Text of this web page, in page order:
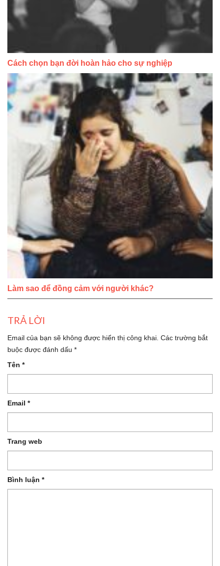
Cách chọn bạn đời hoàn hảo cho sự nghiệp
Làm sao để đồng cảm với người khác?
TRẢ LỜI
Email của bạn sẽ không được hiển thị công khai. Các trường bắt
buộc được đánh dấu *
Tên *
Email *
Trang web
Bình luận *